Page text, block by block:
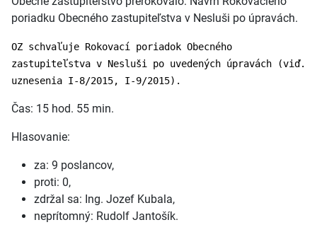
poriadku Obecného zastupiteľstva v Nesluši po úpravách.
OZ schvaľuje Rokovací poriadok Obecného
zastupiteľstva v Nesluši po uvedených úpravách (viď.
uznesenia I-8/2015, I-9/2015).
Čas: 15 hod. 55 min.
Hlasovanie:
za: 9 poslancov,
proti: 0,
zdržal sa: Ing. Jozef Kubala,
neprítomný: Rudolf Jantošík.